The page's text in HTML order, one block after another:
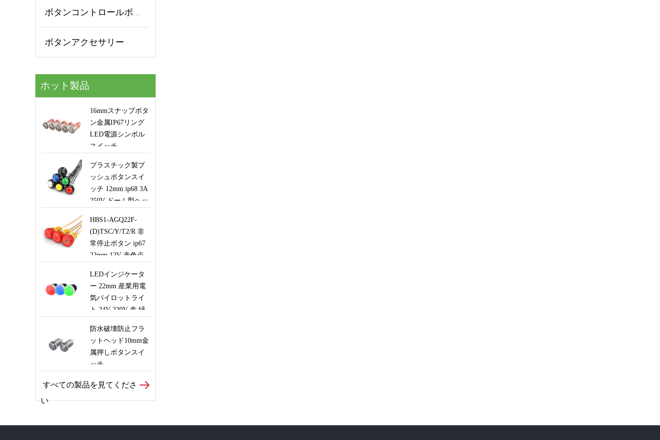
ボタンアクセサリー
ホット製品
16mmスナップボタ
ン金属IP67リング
LED電源シンボル
スイッチ
プラスチック製プ
ッシュボタンスイ
ッチ 12mm ip68 3A
250V ドーム型ヘッ
ト機器用の配線付
き瞬間プッシュボ
タン
HBS1-AGQ22F-
(D)TSC/Y/T2/R 非
常停止ボタン ip67
22mm 12V 赤色点
ーター安全制御ス
イッチ ワイヤー付
き
LEDインジケータ
ー 22mm 産業用電
気パイロットライ
ト 24V 220V 赤 緑
防水破壊防止フラ
ットヘッド10mm金
属押しボタンスイ
ッチ
すべての製品を見てくださ
い